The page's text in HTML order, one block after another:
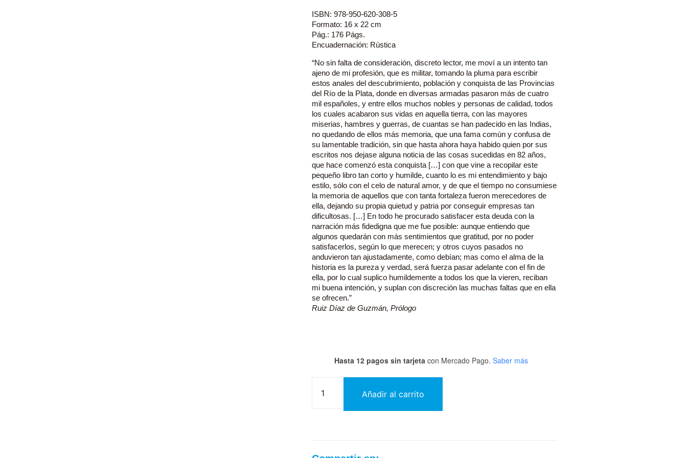
ISBN: 978-950-620-308-5
Formato: 16 x 22 cm
Pág.: 176 Págs.
Encuadernación: Rústica
“No sin falta de consideración, discreto lector, me moví a un intento tan
ajeno de mi profesión, que es militar, tomando la pluma para escribir
estos anales del descubrimiento, población y conquista de las Provincias
del Río de la Plata, donde en diversas armadas pasaron más de cuatro
mil españoles, y entre ellos muchos nobles y personas de calidad, todos
los cuales acabaron sus vidas en aquella tierra, con las mayores
miserias, hambres y guerras, de cuantas se han padecido en las Indias,
no quedando de ellos más memoria, que una fama común y confusa de
su lamentable tradición, sin que hasta ahora haya habido quien por sus
escritos nos dejase alguna noticia de las cosas sucedidas en 82 años,
que hace comenzó esta conquista […] con que vine a recopilar este
pequeño libro tan corto y humilde, cuanto lo es mi entendimiento y bajo
estilo, sólo con el celo de natural amor, y de que el tiempo no consumiese
la memoria de aquellos que con tanta fortaleza fueron merecedores de
ella, dejando su propia quietud y patria por conseguir empresas tan
dificultosas. […] En todo he procurado satisfacer esta deuda con la
narración más fidedigna que me fue posible: aunque entiendo que
algunos quedarán con más sentimientos que gratitud, por no poder
satisfacerlos, según lo que merecen; y otros cuyos pasados no
anduvieron tan ajustadamente, como debían; mas como el alma de la
historia es la pureza y verdad, será fuerza pasar adelante con el fin de
ella, por lo cual suplico humildemente a todos los que la vieren, reciban
mi buena intención, y suplan con discreción las muchas faltas que en ella
se ofrecen.”
Ruiz Díaz de Guzmán, Prólogo
Hasta 12 pagos sin tarjeta con Mercado Pago. Saber más
Añadir al carrito